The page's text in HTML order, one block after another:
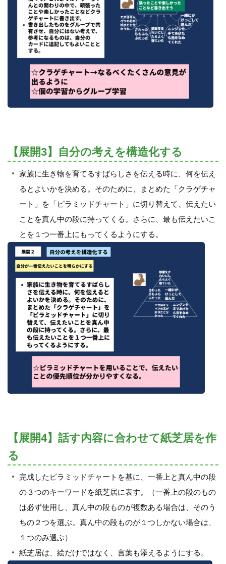
【展開3】自分の考えを構造化する
家族に生き物を育てるすばらしさを伝える時に、何を伝え
るとよいかを決める。そのために、まとめた「クラゲチャ
ート」を「ピラミッドチャート」に切り替えて、伝えたい
ことを真ん中の段に持ってくる。さらに、最も伝えたいこ
とを１つ一番上にもってくるようにする。
【展開4】話す内容に合わせて紙芝居を作
る
完成したピラミッドチャートを基に、一番上と真ん中の段
の３つのキーワードを紙芝居に表す。（一番上の段のもの
は必ず使用し、真ん中の段ものが複数ある場合は、そのう
ちの２つを選ぶ。真ん中の段ものが１つしかない場合は、
１つのみ選ぶ）
紙芝居は、絵だけではなく、言葉も添えるようにする。